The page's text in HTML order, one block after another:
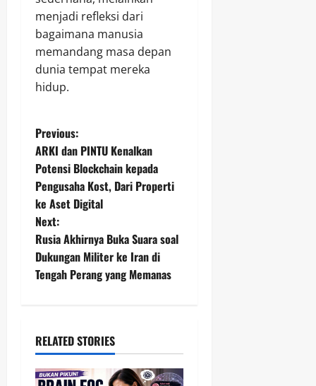
menjadi refleksi dari
bagaimana manusia
memandang masa depan
dunia tempat mereka
hidup.
P
o
s
t
n
a
i
g
Previous:
ARKI dan PINTU Kenalkan
Potensi Blockchain kepada
Pengusaha Kost, Dari Properti
ke Aset Digital
Next:
Rusia Akhirnya Buka Suara soal
Dukungan Militer ke Iran di
Tengah Perang yang Memanas
RELATED STORIES